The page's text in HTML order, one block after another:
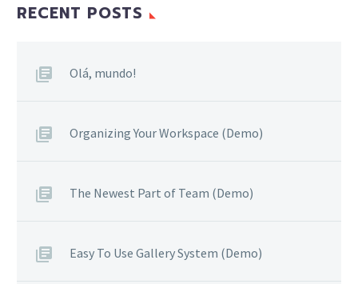
RECENT POSTS
Olá, mundo!
Organizing Your Workspace (Demo)
The Newest Part of Team (Demo)
Easy To Use Gallery System (Demo)